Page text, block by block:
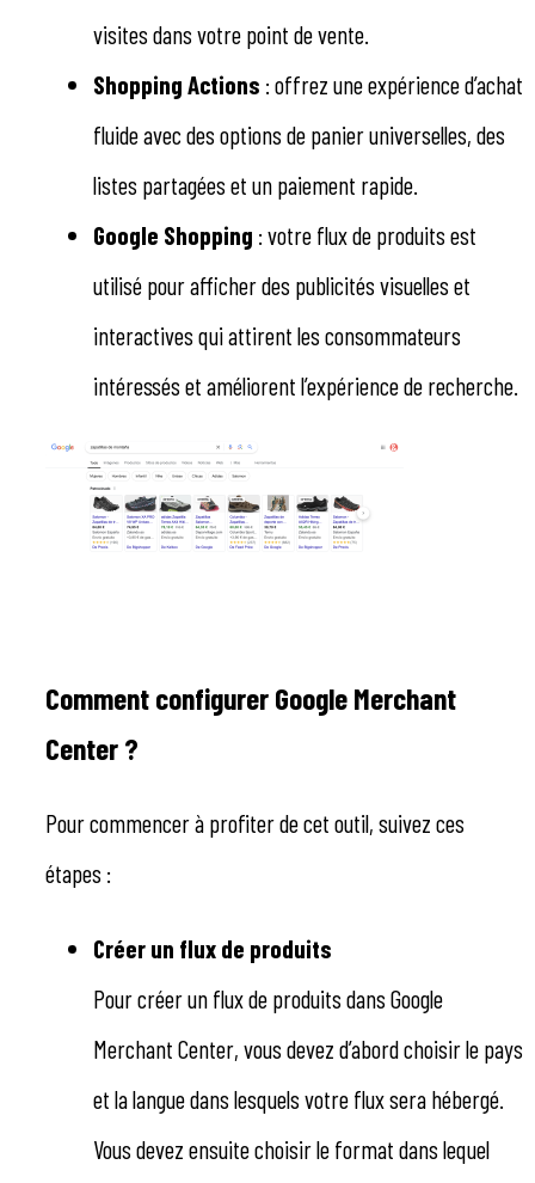
visites dans votre point de vente.
Shopping Actions : offrez une expérience d’achat
fluide avec des options de panier universelles, des
listes partagées et un paiement rapide.
Google Shopping : votre flux de produits est
utilisé pour afficher des publicités visuelles et
interactives qui attirent les consommateurs
intéressés et améliorent l’expérience de recherche.
Comment configurer Google Merchant
Center ?
Pour commencer à profiter de cet outil, suivez ces
étapes :
Créer un flux de produits
Pour créer un flux de produits dans Google
Merchant Center, vous devez d’abord choisir le pays
et la langue dans lesquels votre flux sera hébergé.
Vous devez ensuite choisir le format dans lequel